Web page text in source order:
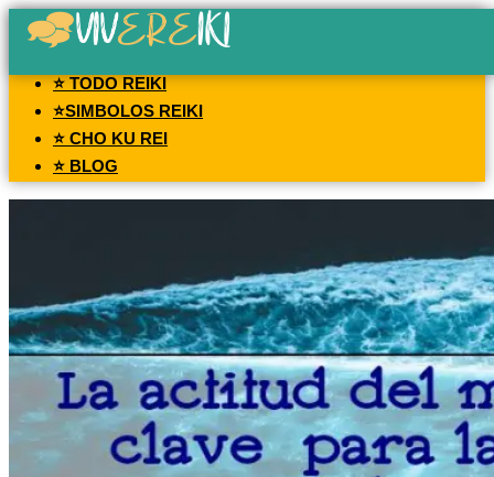
⭐ TODO REIKI
⭐SIMBOLOS REIKI
⭐ CHO KU REI
⭐ BLOG